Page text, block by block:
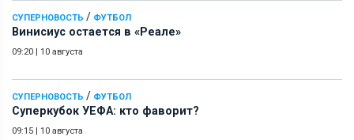
СУПЕРНОВОСТЬ / ФУТБОЛ
Винисиус остается в «Реале»
09:20 | 10 августа
СУПЕРНОВОСТЬ / ФУТБОЛ
Суперкубок УЕФА: кто фаворит?
09:15 | 10 августа